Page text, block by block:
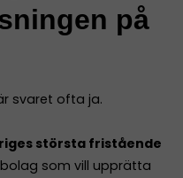
på
svaret ofta ja.
största fristående
som vill upprätta